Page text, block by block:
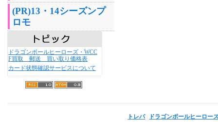
(PR)13・14シーズンプ
ロモ
ドラゴンボールヒーローズ・WCC
F買取 郵送 買い取り価格表
カード状態確認サービスについて
トレパ| ドラゴンボールヒーロー